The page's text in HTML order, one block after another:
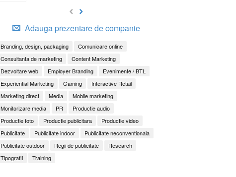
Adauga prezentare de companie
Branding, design, packaging
Comunicare online
Consultanta de marketing
Content Marketing
Dezvoltare web
Employer Branding
Evenimente / BTL
Experiential Marketing
Gaming
Interactive Retail
Marketing direct
Media
Mobile marketing
Monitorizare media
PR
Productie audio
Productie foto
Productie publicitara
Productie video
Publicitate
Publicitate indoor
Publicitate neconventionala
Publicitate outdoor
Regii de publicitate
Research
Tipografii
Training